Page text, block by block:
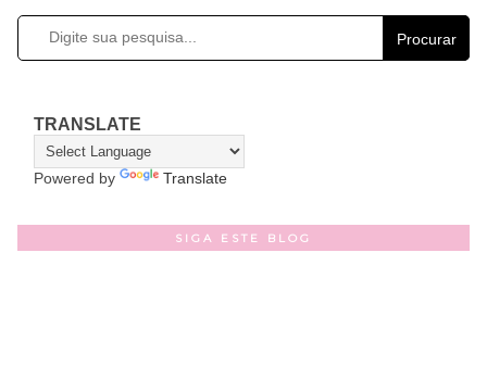
Procurar
TRANSLATE
Powered by Translate
SIGA ESTE BLOG